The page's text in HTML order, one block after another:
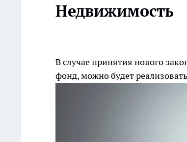
Недвижимость
В случае принятия нового
фонд, можно будет